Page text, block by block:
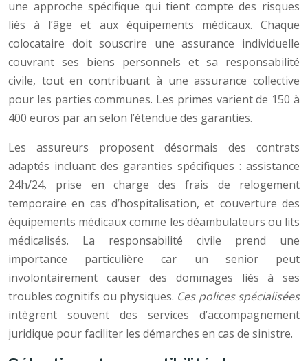
une approche spécifique qui tient compte des risques
liés à l’âge et aux équipements médicaux. Chaque
colocataire doit souscrire une assurance individuelle
couvrant ses biens personnels et sa responsabilité
civile, tout en contribuant à une assurance collective
pour les parties communes. Les primes varient de 150 à
400 euros par an selon l’étendue des garanties.
Les assureurs proposent désormais des contrats
adaptés incluant des garanties spécifiques : assistance
24h/24, prise en charge des frais de relogement
temporaire en cas d’hospitalisation, et couverture des
équipements médicaux comme les déambulateurs ou lits
médicalisés. La responsabilité civile prend une
importance particulière car un senior peut
involontairement causer des dommages liés à ses
troubles cognitifs ou physiques. Ces polices spécialisées
intègrent souvent des services d’accompagnement
juridique pour faciliter les démarches en cas de sinistre.